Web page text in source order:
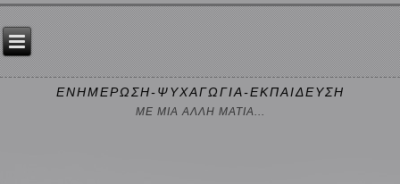
ΕΝΗΜΕΡΩΣΗ-ΨΥΧΑΓΩΓΙΑ-ΕΚΠΑΙΔΕΥΣΗ
ΜΕ ΜΙΑ ΑΛΛΗ ΜΑΤΙΑ...